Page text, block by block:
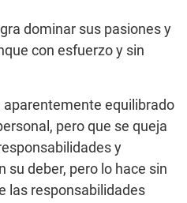
dominar sus pasiones y
con esfuerzo y sin
aparentemente equilibrado
pero que se queja
y
su deber, pero lo hace sin
las responsabilidades